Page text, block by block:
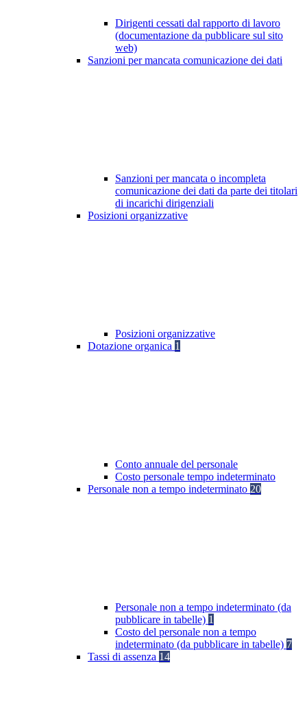
Dirigenti cessati dal rapporto di lavoro
(documentazione da pubblicare sul sito
web)
Sanzioni per mancata comunicazione dei dati
Sanzioni per mancata o incompleta
comunicazione dei dati da parte dei titolari
di incarichi dirigenziali
Posizioni organizzative
Posizioni organizzative
Dotazione organica 1
Conto annuale del personale
Costo personale tempo indeterminato
Personale non a tempo indeterminato 20
Personale non a tempo indeterminato (da
pubblicare in tabelle) 1
Costo del personale non a tempo
indeterminato (da pubblicare in tabelle) 7
Tassi di assenza 14